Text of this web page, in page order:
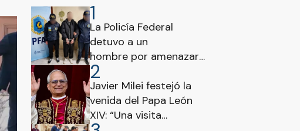
1
La Policía Federal
detuvo a un
hombre por amenazar
al Presidente a través
de redes sociales
2
Javier Milei festejó la
venida del Papa León
XIV: “Una visita